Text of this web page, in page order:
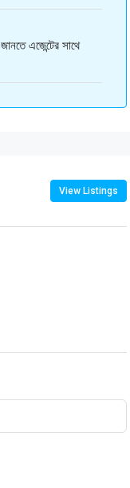
এজেন্টের সাথে
View Listings